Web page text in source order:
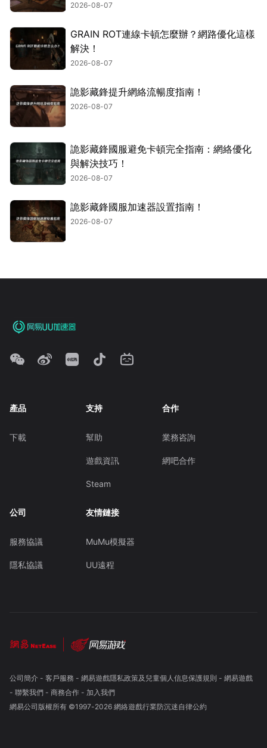
2026-08-07
GRAIN ROT連線卡頓怎麼辦？網路優化這樣
解決！
2026-08-07
詭影藏鋒提升網絡流暢度指南！
2026-08-07
詭影藏鋒國服避免卡頓完全指南：網絡優化
與解決技巧！
2026-08-07
詭影藏鋒國服加速器設置指南！
2026-08-07
產品
下載
支持
幫助
遊戲資訊
Steam
合作
業務咨詢
網吧合作
公司
服務協議
隱私協議
友情鏈接
MuMu模擬器
UU遠程
公司簡介- 客戶服務 - 網易遊戲隱私政策及兒童個人信息保護規則 - 網易遊戲
- 聯繫我們- 商務合作- 加入我們
網易公司版權所有 ©1997-2026 網絡遊戲行業防沉迷自律公約